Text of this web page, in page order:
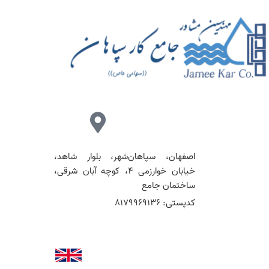
اصفهان، سپاهان‌شهر، بلوار شاهد،
خیابان خوارزمی ۴، کوچه آبان شرقی،
ساختمان جامع
کدپستی: ۸۱۷۹۹۶۹۱۳۶